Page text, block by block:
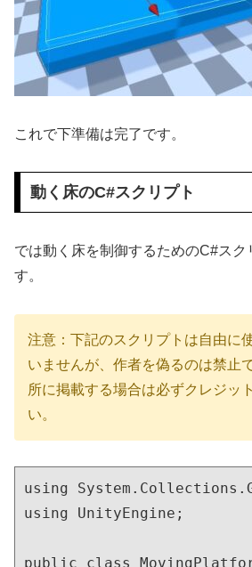
これで下準備は完了です。
動く床のC#スクリプト
では動く床を制御するためのC#スク
す。
注意：下記のスクリプトは自由に
いませんが、作者を偽るのは禁止
所に掲載する場合は必ずクレジッ
い。
using
using UnityEngine;
public class